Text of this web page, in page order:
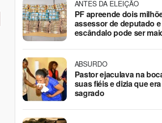
ANTES DA ELEIÇÃO
PF apreende dois
assessor de deputado e
escândalo pode ser
ABSURDO
Pastor ejaculava na
suas fiéis e dizia que
sagrado